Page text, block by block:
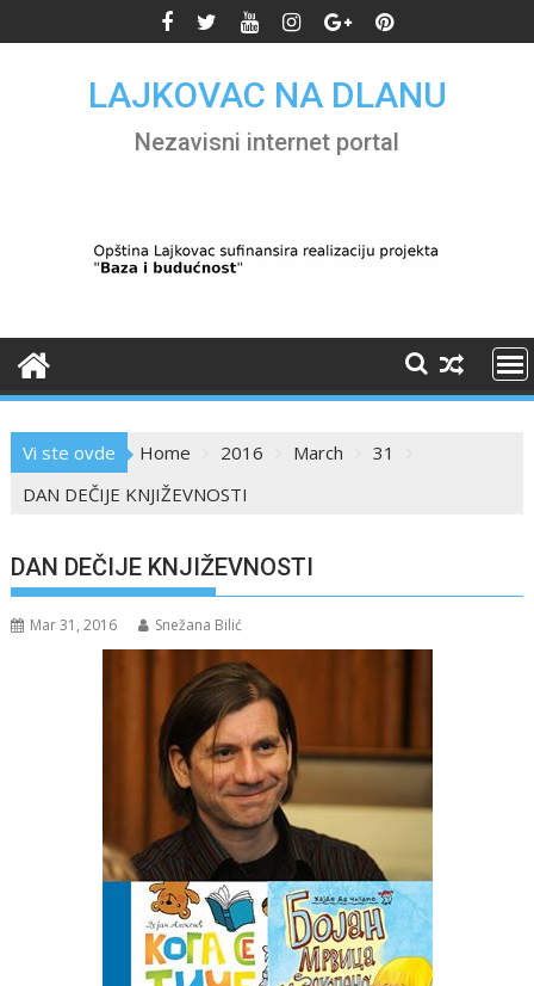
to
LAJKOVAC NA DLANU
Nezavisni internet portal
Vi ste ovde Home 2016 March
31
DAN DEČIJE KNJIŽEVNOSTI
DAN DEČIJE KNJIŽEVNOSTI
Mar 31, 2016 Snežana Bilić